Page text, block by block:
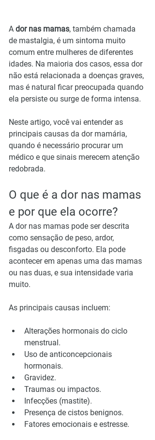
A dor nas mamas, também chamada
de mastalgia, é um sintoma muito
comum entre mulheres de diferentes
idades. Na maioria dos casos, essa dor
não está relacionada a doenças graves,
mas é natural ficar preocupada quando
ela persiste ou surge de forma intensa.
Neste artigo, você vai entender as
principais causas da dor mamária,
quando é necessário procurar um
médico e que sinais merecem atenção
redobrada.
O que é a dor nas mamas
e por que ela ocorre?
A dor nas mamas pode ser descrita
como sensação de peso, ardor,
fisgadas ou desconforto. Ela pode
acontecer em apenas uma das mamas
ou nas duas, e sua intensidade varia
muito.
As principais causas incluem:
Alterações hormonais do ciclo
menstrual.
Uso de anticoncepcionais
hormonais.
Gravidez.
Traumas ou impactos.
Infecções (mastite).
Presença de cistos benignos.
Fatores emocionais e estresse.